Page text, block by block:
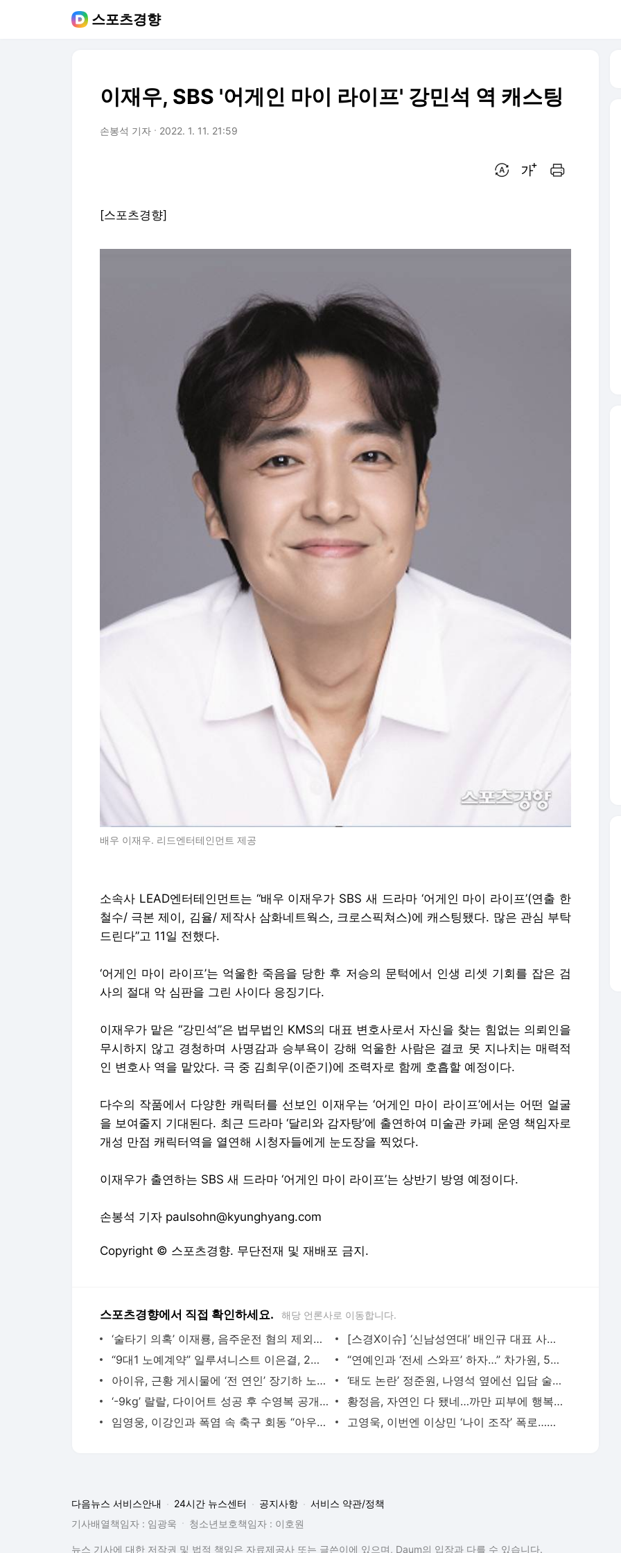
스포츠경향
이재우, SBS '어게인 마이 라이프' 강민석 역 캐스팅
손봉석 기자 2022. 1. 11. 21:59
[스포츠경향]
배우 이재우. 리드엔터테인먼트 제공
소속사 LEAD엔터테인먼트는 “배우 이재우가 SBS 새 드라마 ‘어게인 마이 라이프’(연출 한
철수/ 극본 제이, 김율/ 제작사 삼화네트웍스, 크로스픽쳐스)에 캐스팅됐다. 많은 관심 부탁
드린다”고 11일 전했다.
‘어게인 마이 라이프’는 억울한 죽음을 당한 후 저승의 문턱에서 인생 리셋 기회를 잡은 검
사의 절대 악 심판을 그린 사이다 응징기다.
이재우가 맡은 “강민석”은 법무법인 KMS의 대표 변호사로서 자신을 찾는 힘없는 의뢰인을
무시하지 않고 경청하며 사명감과 승부욕이 강해 억울한 사람은 결코 못 지나치는 매력적
인 변호사 역을 맡았다. 극 중 김희우(이준기)에 조력자로 함께 호흡할 예정이다.
다수의 작품에서 다양한 캐릭터를 선보인 이재우는 ‘어게인 마이 라이프’에서는 어떤 얼굴
을 보여줄지 기대된다. 최근 드라마 ‘달리와 감자탕’에 출연하여 미술관 카페 운영 책임자로
개성 만점 캐릭터역을 열연해 시청자들에게 눈도장을 찍었다.
이재우가 출연하는 SBS 새 드라마 ‘어게인 마이 라이프’는 상반기 방영 예정이다.
손봉석 기자 paulsohn@kyunghyang.com
Copyright © 스포츠경향. 무단전재 및 재배포 금지.
스포츠경향에서 직접 확인하세요. 해당 언론사로 이동합니다.
‘술타기 의혹’ 이재룡, 음주운전 혐의 제외된 채 재판行…왜?
[스경X이슈] ‘신남성연대’ 배인규 대표 사망…동료 유튜버들 추모 행렬
“9대1 노예계약” 일루셔니스트 이은결, 2년간 폐인으로 살아야 했던 아픔 고백
“연예인과 ‘전세 스와프’ 하자…” 차가원, 54억 갈취한 ‘라누보 한남’ 사기 전말
아이유, 근황 게시물에 ‘전 연인’ 장기하 노래 넣었다…“쿨하다” 화제
‘태도 논란’ 정준원, 나영석 옆에선 입담 술술?…“왜 어리숙한 척했나” 의문 증폭
‘-9kg’ 랄랄, 다이어트 성공 후 수영복 공개 “빠른 시간에 돼지로…”
황정음, 자연인 다 됐네…까만 피부에 행복한 미소 “못 알아 볼 뻔”
임영웅, 이강인과 폭염 속 축구 회동 “아우파 아틀레티”
고영욱, 이번엔 이상민 ‘나이 조작’ 폭로…끊임없는 연예인 저격 ‘구설’
다음뉴스 서비스안내 24시간 뉴스센터 공지사항
서비스 약관/정책
기사배열책임자 : 임광욱
청소년보호책임자 : 이호원
뉴스 기사에 대한 저작권 및 법적 책임은 자료제공사 또는 글쓴이에 있으며, Daum의 입장과 다를 수 있습니다.